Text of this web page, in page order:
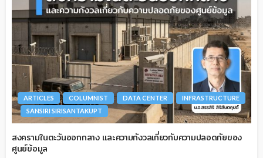
ARTICLES COLUMNIST DATA CENTER
INFRASTRUCTURE
SANSIRI SIRISANTAKUPT
สงครามในตะวันออกกลาง และความกังวลเกี่ยวกับความปลอดภัยของ
ศูนย์ข้อมูล